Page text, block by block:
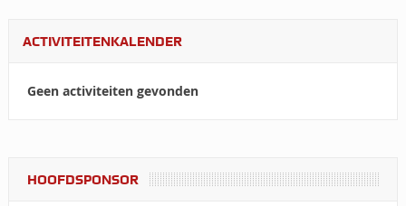
ACTIVITEITENKALENDER
Geen activiteiten gevonden
HOOFDSPONSOR